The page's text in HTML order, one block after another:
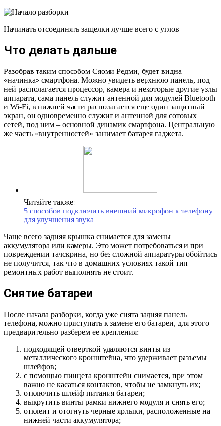
Начинать отсоединять защелки лучше всего с углов
Что делать дальше
Разобрав таким способом Сяоми Редми, будет видна
«начинка» смартфона. Можно увидеть верхнюю панель, под
ней располагается процессор, камера и некоторые другие узлы
аппарата, сама панель служит антенной для модулей Bluetooth
и Wi-Fi, в нижней части располагается еще один защитный
экран, он одновременно служит и антенной для сотовых
сетей, под ним – основной динамик смартфона. Центральную
же часть «внутренностей» занимает батарея гаджета.
Читайте также:
5 способов подключить внешний микрофон к телефону
для улучшения звука
Чаще всего задняя крышка снимается для замены
аккумулятора или камеры. Это может потребоваться и при
повреждении тачскрина, но без сложной аппаратуры обойтись
не получится, так что в домашних условиях такой тип
ремонтных работ выполнять не стоит.
Снятие батареи
После начала разборки, когда уже снята задняя панель
телефона, можно приступать к замене его батареи, для этого
предварительно разберем ее крепления:
подходящей отверткой удаляются винты из
металлического кронштейна, что удерживает разъемы
шлейфов;
с помощью пинцета кронштейн снимается, при этом
важно не касаться контактов, чтобы не замкнуть их;
отключить шлейф питания батареи;
выкрутить винты рамки нижнего модуля и снять его;
отклеит и отогнуть черные ярлыки, расположенные на
нижней части аккумулятора;